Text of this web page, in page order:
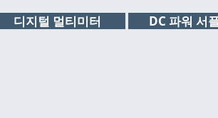
디지털 멀티미터 DC 파워 서